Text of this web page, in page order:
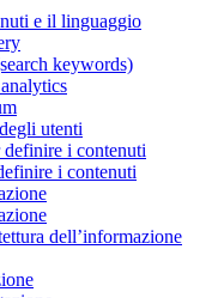
e il linguaggio
keywords)
utenti
definire i contenuti
i contenuti
dell’informazione